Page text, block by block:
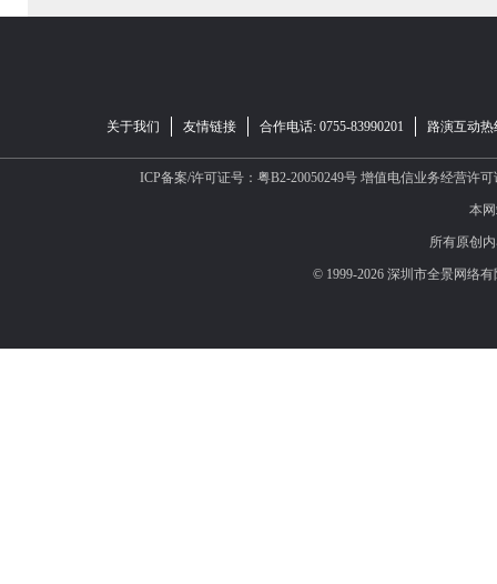
关于我们 友情链接 合作电话: 0755-83990201 路演互动热
ICP备案/许可证号：粤B2-20050249号 增值电信业务经营许可
本
所有原创
© 1999-2026 深圳市全景网络